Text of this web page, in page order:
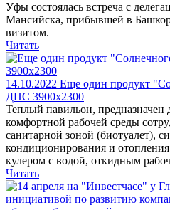
Уфы состоялась встреча с
Мансийска, прибывшей в
визитом.
Читать
14.10.2022 Еще один продукт
ДПС 3900х2300
Теплый павильон, предназначен
комфортной рабочей среды
санитарной зоной (биотуалет),
кондиционирования и
кулером с водой, откидным
Читать